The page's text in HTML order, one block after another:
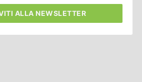
ALLA NEWSLETTER